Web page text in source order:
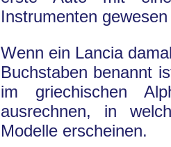
Instrumenten gewesen
Wenn ein Lancia
Buchstaben benannt
im griechischen
ausrechnen, in
Modelle erscheinen.